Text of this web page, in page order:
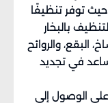
توفر تنظيفًا
بالبخار
البقع، والروائح
في تجديد
الوصول إلى